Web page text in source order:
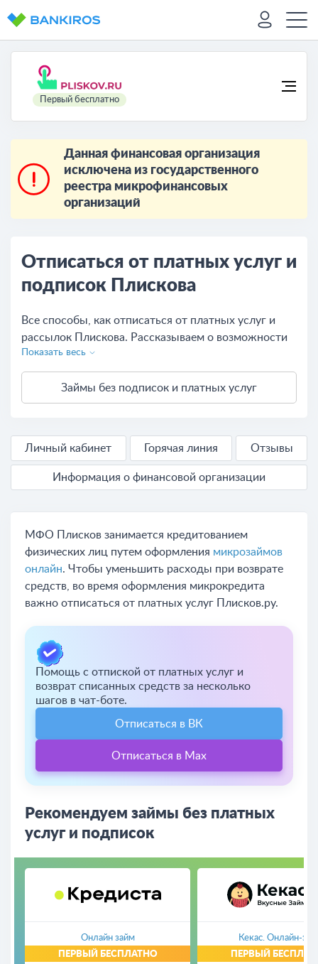
Первый бесплатно
Данная финансовая организация
исключена из государственного
реестра микрофинансовых
организаций
Отписаться от платных услуг и
подписок Плискова
Все способы, как отписаться от платных услуг и
рассылок Плискова. Рассказываем о возможности
возврата денежных средств, списанных за
подписку Pliskov.
Показать весь
Займы без подписок и платных услуг
Личный кабинет Горячая линия Отзывы
Информация о финансовой организации
МФО Плисков занимается кредитованием
физических лиц путем оформления микрозаймов
онлайн. Чтобы уменьшить расходы при возврате
средств, во время оформления микрокредита
важно отписаться от платных услуг Плисков.ру.
Помощь с отпиской от платных услуг и
возврат списанных средств за несколько
шагов в чат-боте.
Отписаться в ВК
Отписаться в Max
Рекомендуем займы без платных
услуг и подписок
Онлайн займ Кекас. Онлайн-